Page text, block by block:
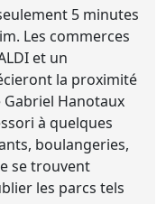
5 minutes
Les commerces
et un
la proximité
Gabriel Hanotaux
à quelques
boulangeries,
se trouvent
les parcs tels